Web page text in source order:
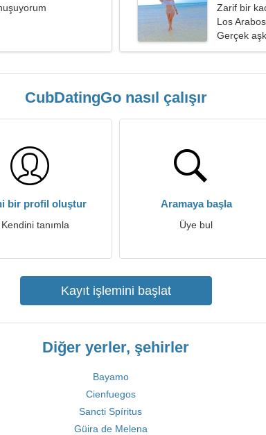
Zarif bir
Los
Gerçek aşk
CubDatingGo nasıl çalışır
bir profil oluştur
Kendini tanımla
Aramaya başla
Üye bul
Kayıt işlemini başlat
Diğer yerler, şehirler
Bayamo
Cienfuegos
Sancti Spíritus
Güira de Melena